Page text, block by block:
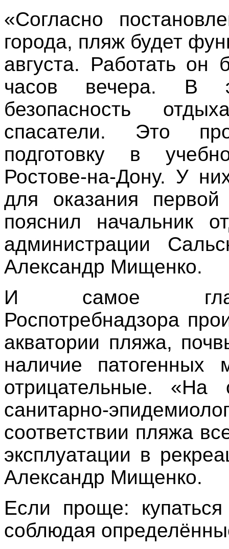
«Согласно
города, пляж будет
августа. Работать
часов вечера. В
безопасность
спасатели. Это
подготовку в
Ростове-на-Дону. У
для оказания
пояснил
администрации
Александр Мищенко.
И самое
Роспотребнадзора
акватории пляжа,
наличие патогенных
отрицательные. «На
санитарно-
соответствии пляжа
эксплуатации в
Александр Мищенко.
Если проще:
соблюдая